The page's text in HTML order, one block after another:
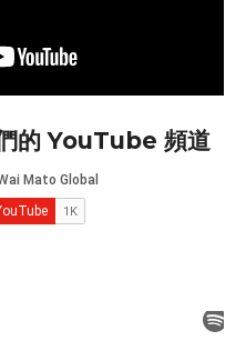
的 YouTube 頻道